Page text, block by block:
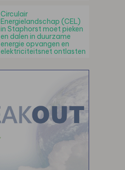
Circulair
Energielandschap (CEL)
in Staphorst moet pieken
en dalen in duurzame
energie opvangen en
elektriciteitsnet ontlasten